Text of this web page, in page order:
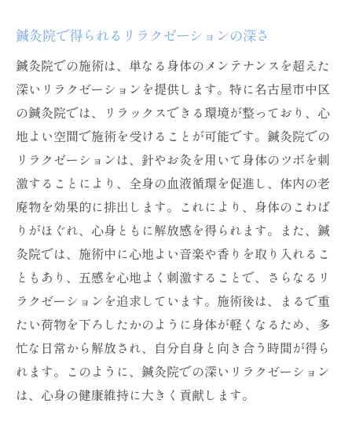
鍼灸治療で体内エネルギーの流れを整える方法
経穴を活用したエネルギーフローの調整
鍼灸治療で体感するエネルギーの変化
鍼灸がもたらすリラックスとエネルギーの
再構築
エネルギーの流れを整えるための鍼灸技術
鍼灸治療による体内エネルギーの活性化
生活の質を高めるエネルギーバランスの重
要性
名古屋市中区の鍼灸院で体験する自然治癒力の
引き出し
鍼灸がもたらす自然治癒力の強化
ナチュラルヒーリングを促進する鍼灸治療
鍼灸院で得られる自己治癒力の向上法
名古屋市中区の鍼灸院が提供する治癒の場
鍼灸院で得られるリラクゼーションの深さ
鍼灸院での施術は、単なる身体のメンテナンスを超えた
深いリラクゼーションを提供します。特に名古屋市中区
の鍼灸院では、リラックスできる環境が整っており、心
地よい空間で施術を受けることが可能です。鍼灸院での
リラクゼーションは、針やお灸を用いて身体のツボを刺
激することにより、全身の血液循環を促進し、体内の老
廃物を効果的に排出します。これにより、身体のこわば
りがほぐれ、心身ともに解放感を得られます。また、鍼
灸院では、施術中に心地よい音楽や香りを取り入れるこ
ともあり、五感を心地よく刺激することで、さらなるリ
ラクゼーションを追求しています。施術後は、まるで重
たい荷物を下ろしたかのように身体が軽くなるため、多
忙な日常から解放され、自分自身と向き合う時間が得ら
れます。このように、鍼灸院での深いリラクゼーション
は、心身の健康維持に大きく貢献します。